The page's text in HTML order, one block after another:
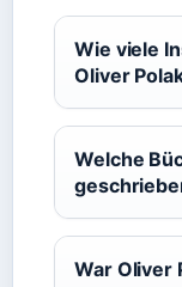
Wie viele
Oliver
Welche
War Oliver